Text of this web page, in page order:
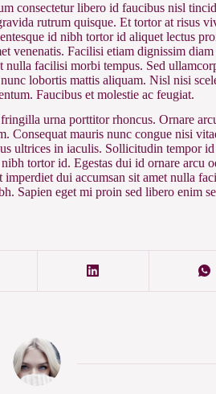
consectetur libero id faucibus nisl
rutrum quisque. Et tortor at risus
id nibh tortor id aliquet lectus
venenatis. Facilisi etiam dignissim
nulla facilisi morbi tempus. Sed
lobortis mattis aliquam. Nisl nisi
Faucibus et molestie ac feugiat.
urna porttitor rhoncus. Ornare
Consequat mauris nunc congue nisi
ultrices in iaculis. Sollicitudin tempor
tortor id. Egestas dui id ornare arcu
dui accumsan sit amet nulla
Sapien eget mi proin sed libero enim